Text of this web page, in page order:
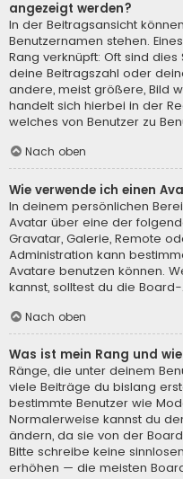
angezeigt werden?
In der Beitragsansicht
Benutzernamen stehen.
Rang verknüpft: Oft sind
deine Beitragszahl oder
andere, meist größere, Bild
handelt sich hierbei in der
welches von Benutzer zu
Nach oben
Wie verwende ich einen
In deinem persönlichen
Avatar über eine der
Gravatar, Galerie, Remote
Administration kann
Avatare benutzen können.
kannst, solltest du die
Nach oben
Was ist mein Rang und
Ränge, die unter deinem
viele Beiträge du bislang
bestimmte Benutzer wie
Normalerweise kannst du
ändern, da sie von der
Bitte schreibe keine
erhöhen — die meisten